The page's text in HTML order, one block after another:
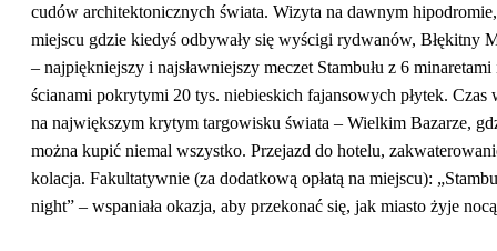
cudów architektonicznych świata. Wizyta na dawnym hipodromie,
miejscu gdzie kiedyś odbywały się wyścigi rydwanów, Błękitny
– najpiękniejszy i najsławniejszy meczet Stambułu z 6 minaretami
ścianami pokrytymi 20 tys. niebieskich fajansowych płytek. Czas
na największym krytym targowisku świata – Wielkim Bazarze,
można kupić niemal wszystko. Przejazd do hotelu,
kolacja. Fakultatywnie (za dodatkową opłatą na miejscu):
night” – wspaniała okazja, aby przekonać się, jak miasto żyje